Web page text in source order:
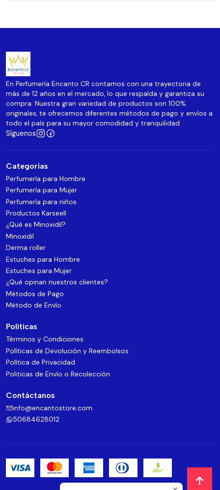
En Perfumería Encanto CR contamos con una trayectoria de
más de 12 años en el mercado, lo que respalda y garantiza su
compra. Nuestra gran variedad de productos son 100%
originales, te ofrecemos diferentes métodos de pago y envíos a
todo el país para su mayor comodidad y tranquilidad.
Síguenos
Categorías
Perfumería para Hombre
Perfumería para Mujer
Perfumería para niños
Productos Karseell
¿Qué es Minoxidil?
Minoxidil
Derma roller
Estuches para Hombre
Estuches para Mujer
¿Qué opinan nuestros clientes?
Métodos de Pago
Método de Envío
Politicas
Términos y Condiciones
Políticas de Devolución y Reembolsos
Política de Privacidad
Politicas de Envío o Recolección
Contáctanos
info@encantostore.com
50684628012